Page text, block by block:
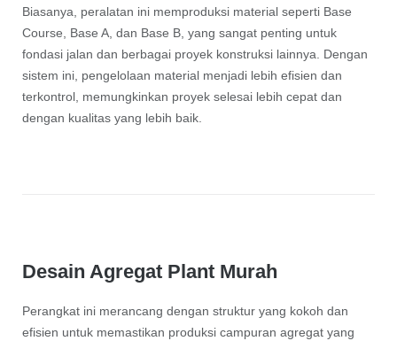
Biasanya, peralatan ini memproduksi material seperti Base
Course, Base A, dan Base B, yang sangat penting untuk
fondasi jalan dan berbagai proyek konstruksi lainnya. Dengan
sistem ini, pengelolaan material menjadi lebih efisien dan
terkontrol, memungkinkan proyek selesai lebih cepat dan
dengan kualitas yang lebih baik.
Desain Agregat Plant Murah
Perangkat ini merancang dengan struktur yang kokoh dan
efisien untuk memastikan produksi campuran agregat yang